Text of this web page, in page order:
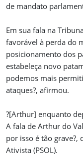
de mandato
Em sua fala na
favorável à perda do
posicionamento dos
estabeleça novo
podemos mais
ataques?, afirmou.
?[Arthur] enquanto
A fala de Arthur do
por isso é tão grave?,
Ativista (PSOL).